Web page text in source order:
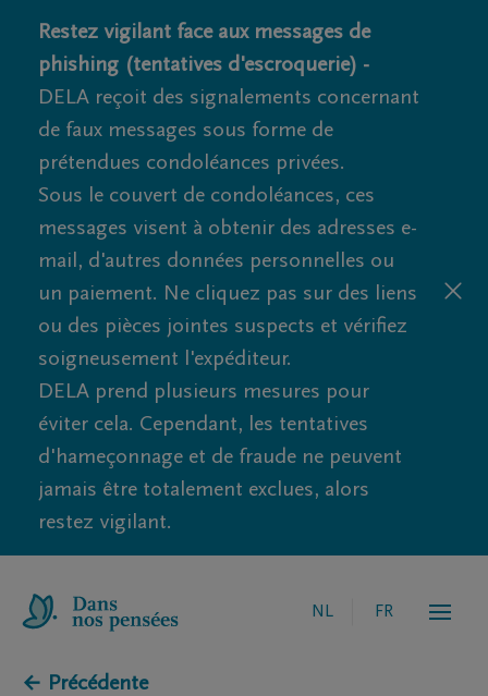
Restez vigilant face aux messages de
phishing (tentatives d'escroquerie) -
DELA reçoit des signalements concernant
de faux messages sous forme de
prétendues condoléances privées.
Sous le couvert de condoléances, ces
messages visent à obtenir des adresses e-
mail, d'autres données personnelles ou
un paiement. Ne cliquez pas sur des liens
ou des pièces jointes suspects et vérifiez
soigneusement l'expéditeur.
DELA prend plusieurs mesures pour
éviter cela. Cependant, les tentatives
d'hameçonnage et de fraude ne peuvent
jamais être totalement exclues, alors
restez vigilant.
NL FR
← Précédente